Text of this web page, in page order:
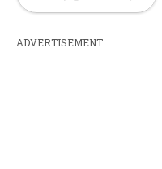
ADVERTISEMENT